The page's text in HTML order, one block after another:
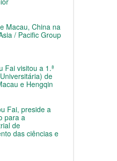
Macau, China na
/ Pacific Group
Fai visitou a 1.ª
de
e Hengqin
Fai, preside a
para a
de
das ciências e